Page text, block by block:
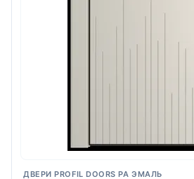
ДВЕРИ PROFIL DOORS PA ЭМАЛЬ